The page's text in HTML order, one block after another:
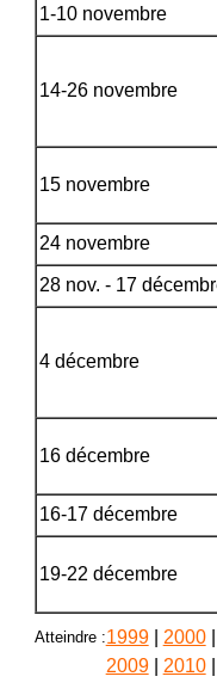
1-10 novembre
14-26 novembre
15 novembre
24 novembre
28 nov. - 17
4 décembre
16 décembre
16-17 décembre
19-22 décembre
Atteindre :1999| 2000
2009| 2010